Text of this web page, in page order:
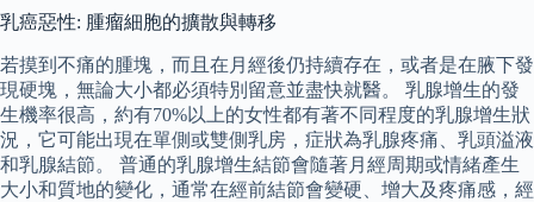
乳癌惡性: 腫瘤細胞的擴散與轉移
若摸到不痛的腫塊，而且在月經後仍持續存在，或者是在腋下發
現硬塊，無論大小都必須特別留意並盡快就醫。 乳腺增生的發
生機率很高，約有70%以上的女性都有著不同程度的乳腺增生狀
況，它可能出現在單側或雙側乳房，症狀為乳腺疼痛、乳頭溢液
和乳腺結節。 普通的乳腺增生結節會隨著月經周期或情緒產生
大小和質地的變化，通常在經前結節會變硬、增大及疼痛感，經